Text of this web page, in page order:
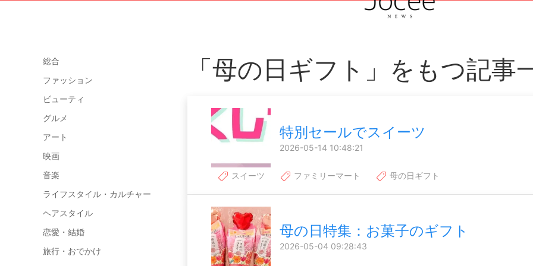
総合
ファッション
ビューティ
グルメ
アート
映画
音楽
ライフスタイル・カルチャー
ヘアスタイル
恋愛・結婚
旅行・おでかけ
「母の日ギフト」をもつ記事
特別セールでスイーツ
2026-05-14 10:48:21
スイーツ ファミリーマート 母の日ギフト
母の日特集：お菓子のギフト
2026-05-04 09:28:43